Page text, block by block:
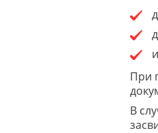
При
В